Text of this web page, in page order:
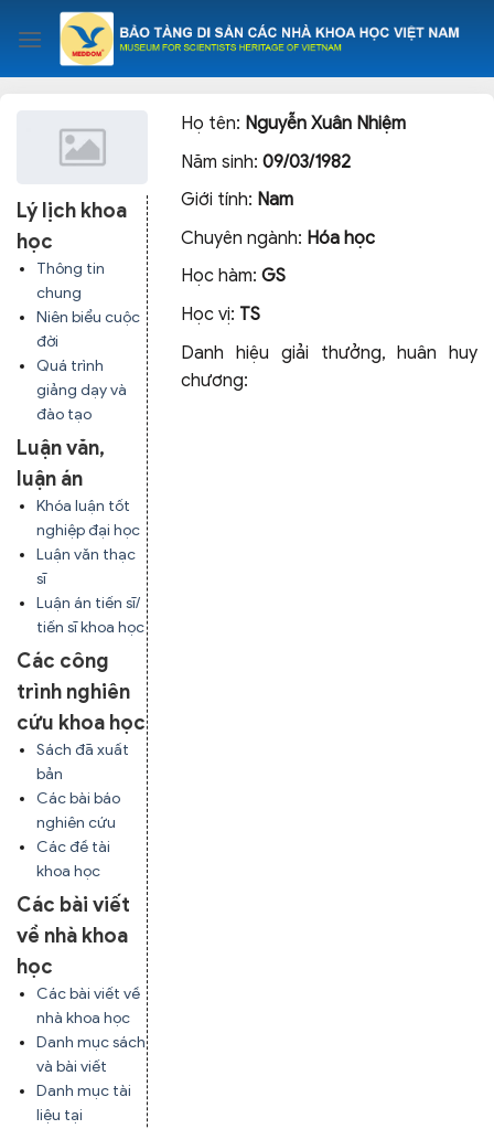
content
Lý lịch khoa
học
Thông tin
chung
Niên biểu cuộc
đời
Quá trình
giảng dạy và
đào tạo
Luận văn,
luận án
Khóa luận tốt
nghiệp đại học
Luận văn thạc
sĩ
Luận án tiến sĩ/
tiến sĩ khoa học
Các công
trình nghiên
cứu khoa học
Sách đã xuất
bản
Các bài báo
nghiên cứu
Các đề tài
khoa học
Các bài viết
về nhà khoa
học
Các bài viết về
nhà khoa học
Danh mục sách
và bài viết
Danh mục tài
liệu tại
Họ tên: Nguyễn Xuân Nhiệm
Năm sinh:09/03/1982
Giới tính: Nam
Chuyên ngành: Hóa học
Học hàm:GS
Học vị: TS
Danh hiệu giải thưởng, huân huy
chương: